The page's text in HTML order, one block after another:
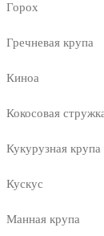
Горох
Гречневая крупа
Киноа
Кокосовая
Кукурузная крупа
Кускус
Манная крупа